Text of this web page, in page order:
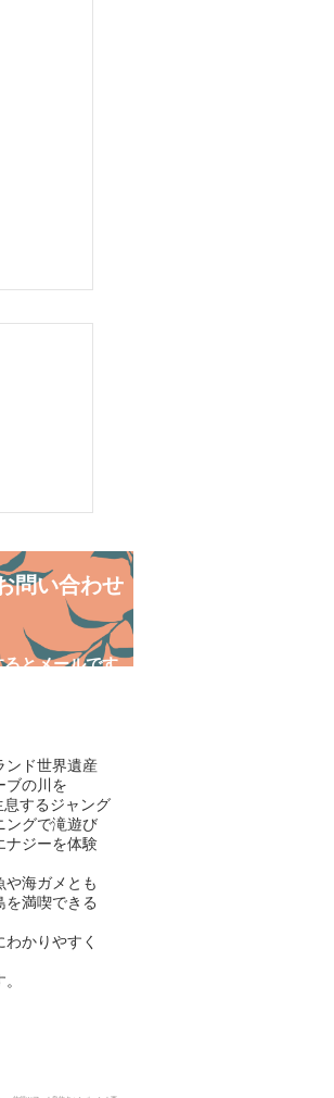
問い合わせ
とメールです
ンド世界遺産
ブの川を
息するジャング
ングで滝遊び
ナジーを体験
や海ガメとも
を満喫できる
かりやすく